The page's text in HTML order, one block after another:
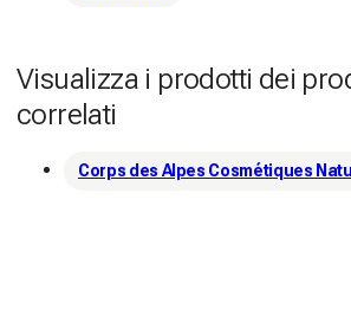
Visualizza i prodotti dei
correlati
Corps des Alpes Cosmétiques